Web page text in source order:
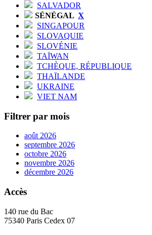
SALVADOR
SÉNÉGAL X
SINGAPOUR
SLOVAQUIE
SLOVÉNIE
TAÏWAN
TCHÈQUE, RÉPUBLIQUE
THAÏLANDE
UKRAINE
VIET NAM
Filtrer par mois
août 2026
septembre 2026
octobre 2026
novembre 2026
décembre 2026
Accès
140 rue du Bac
75340 Paris Cedex 07